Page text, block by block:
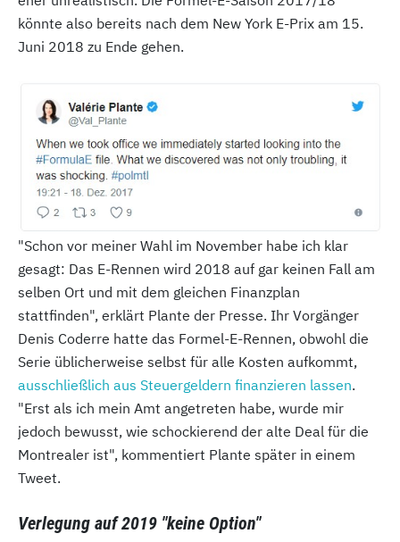
könnte also bereits nach dem New York E-Prix am 15.
Juni 2018 zu Ende gehen.
"Schon vor meiner Wahl im November habe ich klar
gesagt: Das E-Rennen wird 2018 auf gar keinen Fall am
selben Ort und mit dem gleichen Finanzplan
stattfinden", erklärt Plante der Presse. Ihr Vorgänger
Denis Coderre hatte das Formel-E-Rennen, obwohl die
Serie üblicherweise selbst für alle Kosten aufkommt,
ausschließlich aus Steuergeldern finanzieren lassen.
"Erst als ich mein Amt angetreten habe, wurde mir
jedoch bewusst, wie schockierend der alte Deal für die
Montrealer ist", kommentiert Plante später in einem
Tweet.
Verlegung auf 2019 "keine Option"